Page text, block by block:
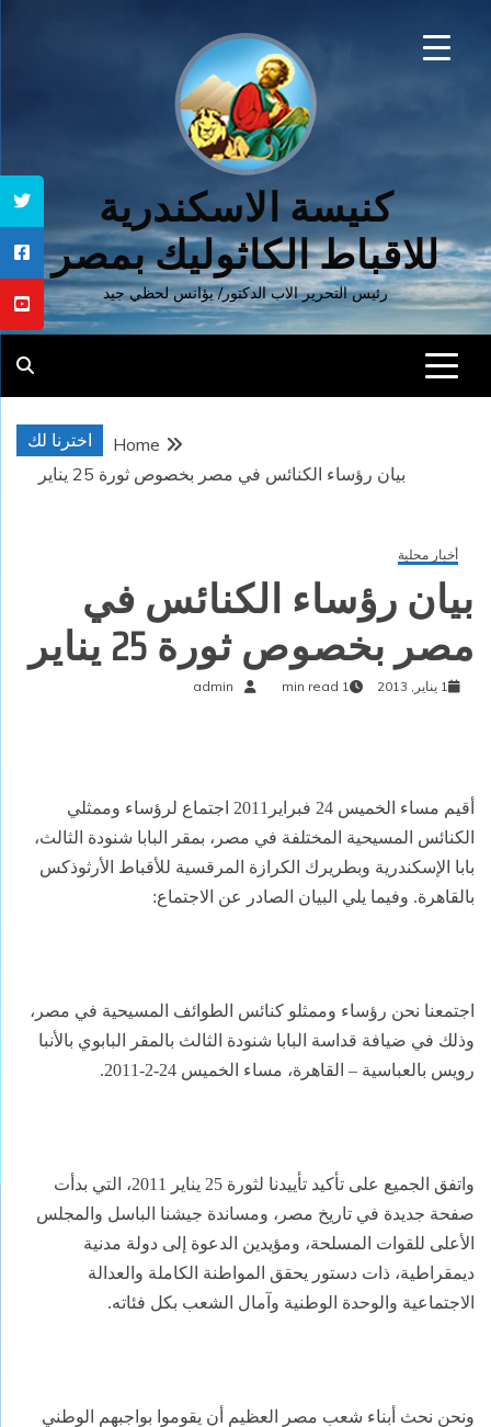
كنيسة الاسكندرية
للاقباط الكاثوليك بمصر
رئيس التحرير الاب الدكتور/ يؤانس لحظي جيد
اخترنا لك
Home
بيان رؤساء الكنائس في مصر بخصوص ثورة 25 يناير
أخبار محلية
بيان رؤساء الكنائس في
مصر بخصوص ثورة 25 يناير
1 يناير, 2013 1 min read
admin
أقيم مساء الخميس 24 فبراير2011 اجتماع لرؤساء وممثلي
الكنائس المسيحية المختلفة في مصر، بمقر البابا شنودة الثالث،
بابا الإسكندرية وبطريرك الكرازة المرقسية للأقباط الأرثوذكس
بالقاهرة. وفيما يلي البيان الصادر عن الاجتماع:
اجتمعنا نحن رؤساء وممثلو كنائس الطوائف المسيحية في مصر،
وذلك في ضيافة قداسة البابا شنودة الثالث بالمقر البابوي بالأنبا
رويس بالعباسية – القاهرة، مساء الخميس 24-2-2011.
واتفق الجميع على تأكيد تأييدنا لثورة 25 يناير 2011، التي بدأت
صفحة جديدة في تاريخ مصر، ومساندة جيشنا الباسل والمجلس
الأعلى للقوات المسلحة، ومؤيدين الدعوة إلى دولة مدنية
ديمقراطية، ذات دستور يحقق المواطنة الكاملة والعدالة
الاجتماعية والوحدة الوطنية وآمال الشعب بكل فئاته.
ونحن نحث أبناء شعب مصر العظيم أن يقوموا بواجبهم الوطني